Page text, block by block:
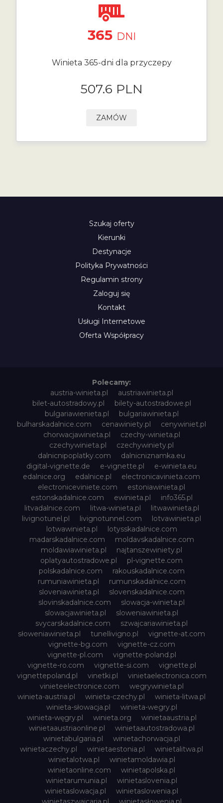
365 DNI
Winieta 365-dni dla przyczepy
507.6 PLN
ZAMÓW
Szukaj oferty
Kierunki
Destynacje
Polityka Prywatności
Regulamin strony
Zaloguj się
Kontakt
Usługi Internetowe
Oferta Współpracy
Polecamy:
austria-winieta.pl
austriawinieta.pl
bilet-autostradowy.pl
bilety-autostradowe.pl
bulgariawienieta.pl
bulgariawinieta.pl
bulharskadalnice.com
cenawiniety.pl
cenywiniet.pl
chorwacjawinieta.pl
czechy-winieta.pl
czechywinieta.pl
czechywiniety.pl
dalnicnipoplatky.com
dalnicniznamka.eu
digital-vignette.de
e-vignette.pl
e-winieta.eu
edalnice.org
edalnice.pl
electronicavinieta.com
electroniceviniete.com
estoniawinieta.pl
estonskadalnice.com
ewinieta.pl
info365.pl
litvadalnice.com
litwa-winieta.pl
litwawinieta.pl
livignotunel.pl
livignotunnel.com
lotvawinieta.pl
lotwawinieta.pl
lotysskadalnice.com
madarskadalnice.com
moldavskadalnice.com
moldawiawinieta.pl
najtanszewiniety.pl
oplatyautostradowe.pl
pl-vignette.com
polskadalnice.com
rakouskadalnice.com
rumuniawinieta.pl
rumunskadalnice.com
sloveniawinieta.pl
slovenskadalnice.com
slovinskadalnice.com
slowacja-winieta.pl
slowacjawinieta.pl
sloweniawinieta.pl
svycarskadalnice.com
szwajcariawinieta.pl
słoweniawinieta.pl
tunellivigno.pl
vignette-at.com
vignette-bg.com
vignette-cz.com
vignette-pl.com
vignette-poland.pl
vignette-ro.com
vignette-si.com
vignette.pl
vignettepoland.pl
vinetki.pl
vinietaelectronica.com
vinieteelectronice.com
wegrywinieta.pl
winieta-austria.pl
winieta-czechy.pl
winieta-litwa.pl
winieta-słowacja.pl
winieta-wegry.pl
winieta-węgry.pl
winieta.org
winietaaustria.pl
winietaaustriaonline.pl
winietaautostradowa.pl
winietabulgaria.pl
winietachorwacja.pl
winietaczechy.pl
winietaestonia.pl
winietalitwa.pl
winietalotwa.pl
winietamoldawia.pl
winietaonline.com
winietapolska.pl
winietarumunia.pl
winietaslovenia.pl
winietaslowacja.pl
winietaslowenia.pl